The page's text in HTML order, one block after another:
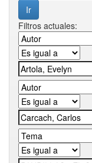
Filtros actuales: